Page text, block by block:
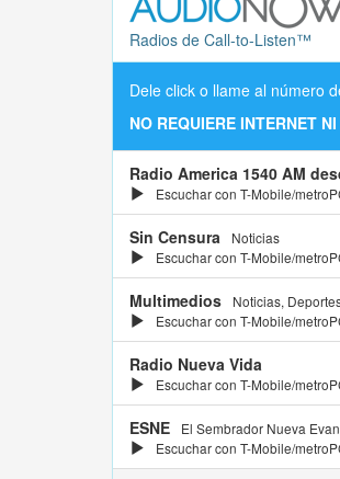
Radios de Call-to-Listen™
Dele click o llame al número
NO REQUIERE INTERNET
Radio America 1540 AM
Escuchar con T-Mobile/
Sin Censura
Noticias
Escuchar con T-Mobile/
Multimedios
Noticias,
Escuchar con T-Mobile/
Radio Nueva Vida
Escuchar con T-Mobile/
ESNE
El Sembrador Nueva
Escuchar con T-Mobile/